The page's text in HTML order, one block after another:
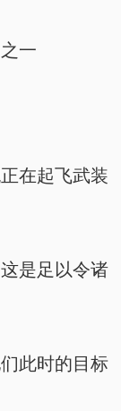
一
在起飞武装
是足以令诸
此时的目标